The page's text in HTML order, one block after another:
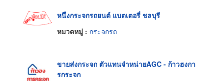
หนึ่งกระจกรถยนต์ แบตเตอรี่ ชลบุรี
หมวดหมู่ : กระจกรถ
ขายส่งกระจก ตัวแทนจำหน่ายAGC - ก้าวฮงกา
รกระจก